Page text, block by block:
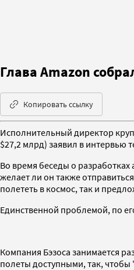
Глава Amazon
Копировать ссылку
Исполнительный директор
$27,2 млрд) заявил в интервью
Во время беседы о
желает ли он также
полететь в космос, так и
Единственной проблемой, по
Компания Бэзоса занимается
полеты доступными, так,